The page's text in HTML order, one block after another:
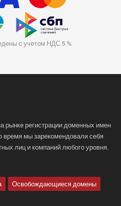
с учетом НДС 5 %
рынке регистрации доменных имен
время мы зарекомендовали себя
лиц и компаний любого уровня.
Освобождающиеся домены